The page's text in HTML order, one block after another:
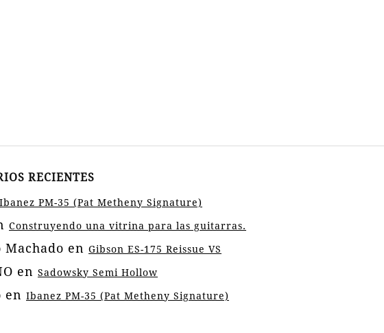
RECIENTES
Ibanez PM-35 (Pat Metheny Signature)
Construyendo una vitrina para las guitarras.
en Gibson ES-175 Reissue VS
en Sadowsky Semi Hollow
en Ibanez PM-35 (Pat Metheny Signature)